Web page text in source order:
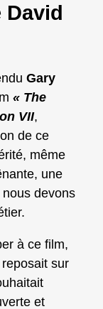
David
Gary
« The
VII,
de ce
même
une
nous devons
à ce film,
reposait sur
et